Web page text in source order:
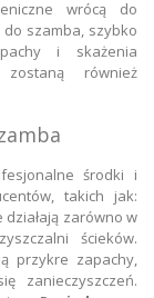
wrócą do
szamba, szybko
i skażenia
również
środki i
takich jak:
działają zarówno w
ścieków.
przykre zapachy,
zanieczyszczeń.